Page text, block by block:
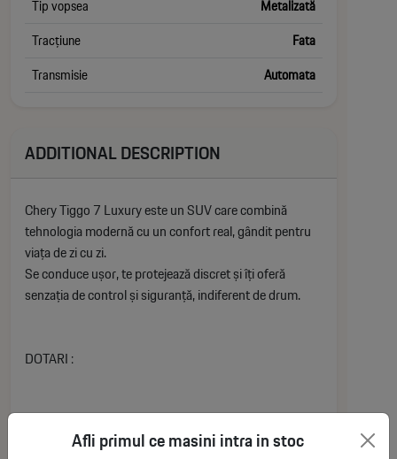
Tip vopsea
Metalizată
Tracțiune
Fata
Transmisie
Automata
ADDITIONAL DESCRIPTION
Chery Tiggo 7 Luxury este un SUV care combină
tehnologia modernă cu un confort real, gândit pentru
viața de zi cu zi.
Se conduce ușor, te protejează discret și îți oferă
senzația de control și siguranță, indiferent de drum.
DOTARI :
Afli primul ce masini intra in stoc